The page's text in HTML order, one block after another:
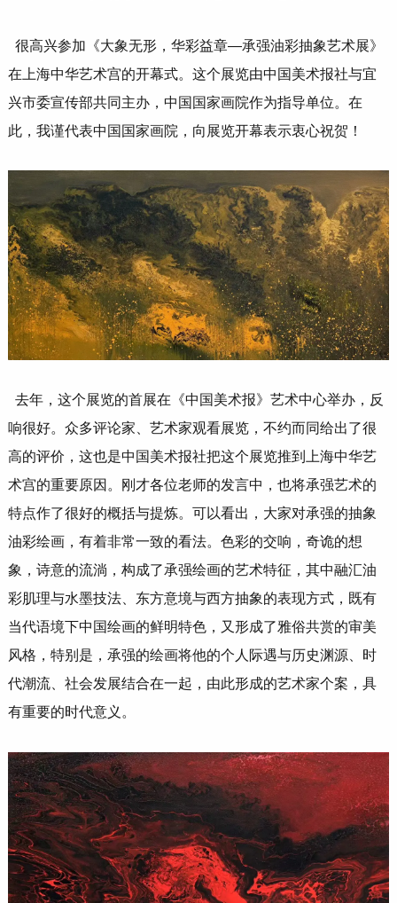
很高兴参加《大象无形，华彩益章—承强油彩抽象艺术展》
在上海中华艺术宫的开幕式。这个展览由中国美术报社与宜
兴市委宣传部共同主办，中国国家画院作为指导单位。在
此，我谨代表中国国家画院，向展览开幕表示衷心祝贺！
去年，这个展览的首展在《中国美术报》艺术中心举办，反
响很好。众多评论家、艺术家观看展览，不约而同给出了很
高的评价，这也是中国美术报社把这个展览推到上海中华艺
术宫的重要原因。刚才各位老师的发言中，也将承强艺术的
特点作了很好的概括与提炼。可以看出，大家对承强的抽象
油彩绘画，有着非常一致的看法。色彩的交响，奇诡的想
象，诗意的流淌，构成了承强绘画的艺术特征，其中融汇油
彩肌理与水墨技法、东方意境与西方抽象的表现方式，既有
当代语境下中国绘画的鲜明特色，又形成了雅俗共赏的审美
风格，特别是，承强的绘画将他的个人际遇与历史渊源、时
代潮流、社会发展结合在一起，由此形成的艺术家个案，具
有重要的时代意义。